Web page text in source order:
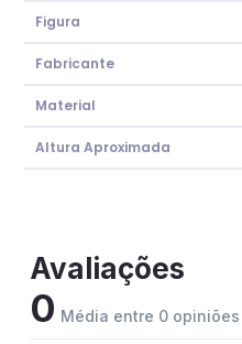
Figura
Fabricante
Material
Altura Aproximada
Avaliações
0 Média entre 0 opiniões